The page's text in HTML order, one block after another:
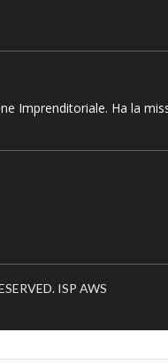
Imprenditoriale. Ha la
ISP AWS